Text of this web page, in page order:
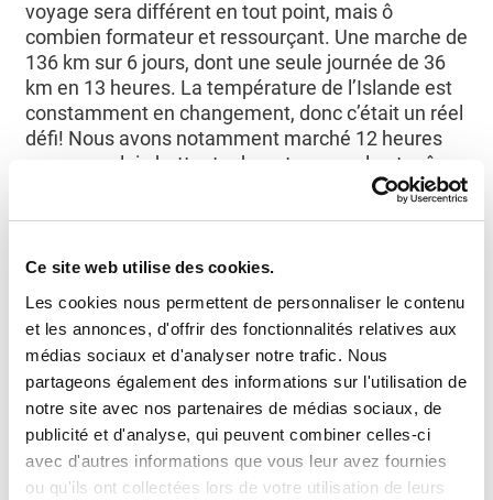
Ce site web utilise des cookies.
Les cookies nous permettent de personnaliser le contenu
et les annonces, d'offrir des fonctionnalités relatives aux
médias sociaux et d'analyser notre trafic. Nous
partageons également des informations sur l'utilisation de
notre site avec nos partenaires de médias sociaux, de
publicité et d'analyse, qui peuvent combiner celles-ci
avec d'autres informations que vous leur avez fournies
ou qu'ils ont collectées lors de votre utilisation de leurs
voyage sera différent en tout point, mais ô
combien formateur et ressourçant. Une marche de
136 km sur 6 jours, dont une seule journée de 36
km en 13 heures. La température de l’Islande est
constamment en changement, donc c’était un réel
défi! Nous avons notamment marché 12 heures
sous une pluie battante durant une seule et même
journée, nous avons d’ailleurs dû traverser 3
matelas qui est humide, sans compter nos
température nous poussa tous réellement au bout
de notre patience! Mais ce voyage fut tellement
magnifique malgré tout.
Je suis en vie, je suis encore là. Je ne peux pas me
plaindre, je n’en ai pas le droit, au nom de ceux que
j’ai connus et perdus du cancer dans les dernières